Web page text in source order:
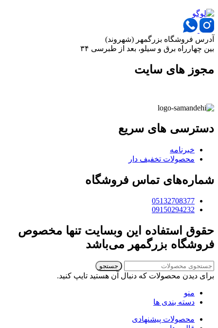
آدرس فروشگاه بزرگمهر (شهروند)
بین چهارراه برق و سیلو، بعد از طبرسی ۳۴
مجوز های سایت
دسترسی های سریع
خبرنامه
محصولات تخفیف دار
شماره‌های تماس فروشگاه
05132708377
09150294232
حقوق استفاده این وبسایت تنها مخصوص
فروشگاه بزرگمهر می‌باشد
جستجو
برای دیدن محصولات که دنبال آن هستید تایپ کنید.
منو
دسته بندی ها
محصولات پیشنهادی